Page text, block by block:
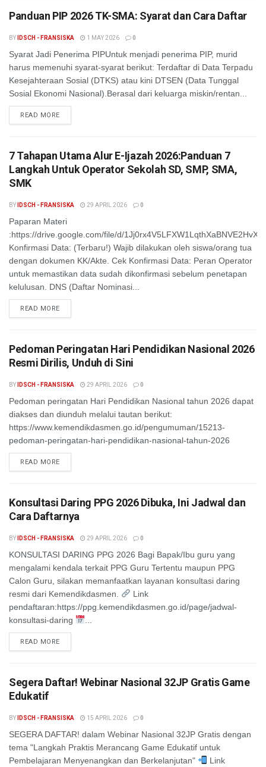
Panduan PIP 2026 TK-SMA: Syarat dan Cara Daftar
BY IDSCH - FRANSISKA 1 MAY 2026 0
Syarat Jadi Penerima PIPUntuk menjadi penerima PIP, murid
harus memenuhi syarat-syarat berikut: Terdaftar di Data Terpadu
Kesejahteraan Sosial (DTKS) atau kini DTSEN (Data Tunggal
Sosial Ekonomi Nasional).Berasal dari keluarga miskin/rentan...
READ MORE
7 Tahapan Utama Alur E-Ijazah 2026:Panduan 7
Langkah Untuk Operator Sekolah SD, SMP, SMA,
SMK
BY IDSCH - FRANSISKA 29 APRIL 2026 0
Paparan Materi
:https://drive.google.com/file/d/
Konfirmasi Data: (Terbaru!) Wajib dilakukan oleh siswa/orang tua
dengan dokumen KK/Akte. Cek Konfirmasi Data: Peran Operator
untuk memastikan data sudah dikonfirmasi sebelum penetapan
kelulusan. DNS (Daftar Nominasi...
READ MORE
Pedoman Peringatan Hari Pendidikan Nasional 2026
Resmi Dirilis, Unduh di Sini
BY IDSCH - FRANSISKA 29 APRIL 2026 0
Pedoman peringatan Hari Pendidikan Nasional tahun 2026 dapat
diakses dan diunduh melalui tautan berikut:
https://www.kemendikdasmen.go.id/pengumuman/15213-
pedoman-peringatan-hari-pendidikan-nasional-tahun-2026
READ MORE
Konsultasi Daring PPG 2026 Dibuka, Ini Jadwal dan
Cara Daftarnya
BY IDSCH - FRANSISKA 29 APRIL 2026 0
KONSULTASI DARING PPG 2026 Bagi Bapak/Ibu guru yang
mengalami kendala terkait PPG Guru Tertentu maupun PPG
Calon Guru, silakan memanfaatkan layanan konsultasi daring
resmi dari Kemendikdasmen.
Link
pendaftaran:https://ppg.kemendikdasmen.go.id/page/jadwal-
konsultasi-daring
READ MORE
Segera Daftar! Webinar Nasional 32JP Gratis Game
Edukatif
BY IDSCH - FRANSISKA 15 APRIL 2026 0
SEGERA DAFTAR! dalam Webinar Nasional 32JP Gratis dengan
tema "Langkah Praktis Merancang Game Edukatif untuk
Pembelajaran Menyenangkan dan Berkelanjutan"
Link